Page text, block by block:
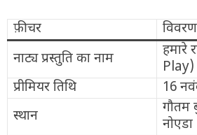
फ़ीचर
विवरण
नाट्य प्रस्तुति का नाम
हमारे
Play)
प्रीमियर तिथि
16
स्थान
गौतम
नोएडा